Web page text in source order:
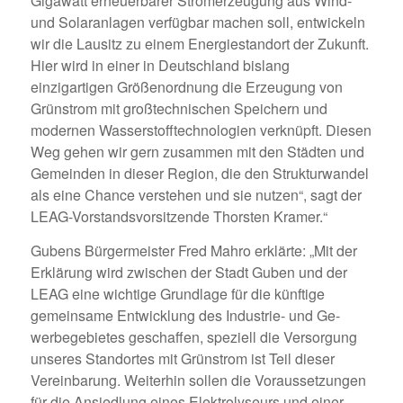
und Solaranlagen verfügbar machen soll, entwickeln
wir die Lausitz zu einem Energiestandort der Zukunft.
Hier wird in einer in Deutschland bislang
einzigartigen Größenordnung die Erzeugung von
Grünstrom mit großtechnischen Speichern und
modernen Wasserstofftechnologien verknüpft. Diesen
Weg gehen wir gern zusammen mit den Städten und
Gemeinden in dieser Region, die den Strukturwandel
als eine Chance verstehen und sie nutzen“, sagt der
LEAG-Vorstandsvorsitzende Thorsten Kramer.“
Gubens Bürgermeister Fred Mahro erklärte: „Mit der
Erklärung wird zwischen der Stadt Guben und der
LEAG eine wichtige Grundlage für die künftige
gemeinsame Entwicklung des Industrie- und Ge-
werbegebietes geschaffen, speziell die Versorgung
unseres Standortes mit Grünstrom ist Teil dieser
Vereinbarung. Weiterhin sollen die Voraussetzungen